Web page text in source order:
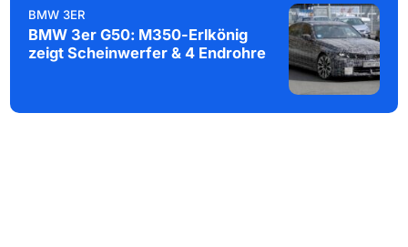
BMW 3ER
BMW 3er G50: M350-Erlkönig
zeigt Scheinwerfer & 4 Endrohre